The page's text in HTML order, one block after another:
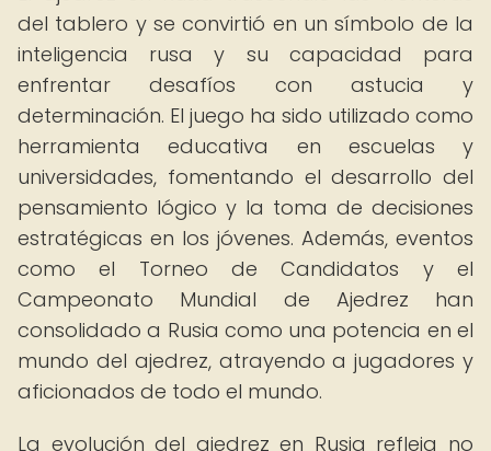
del tablero y se convirtió en un símbolo de la
inteligencia rusa y su capacidad para
enfrentar desafíos con astucia y
determinación. El juego ha sido utilizado como
herramienta educativa en escuelas y
universidades, fomentando el desarrollo del
pensamiento lógico y la toma de decisiones
estratégicas en los jóvenes. Además, eventos
como el Torneo de Candidatos y el
Campeonato Mundial de Ajedrez han
consolidado a Rusia como una potencia en el
mundo del ajedrez, atrayendo a jugadores y
aficionados de todo el mundo.
La evolución del ajedrez en Rusia refleja no